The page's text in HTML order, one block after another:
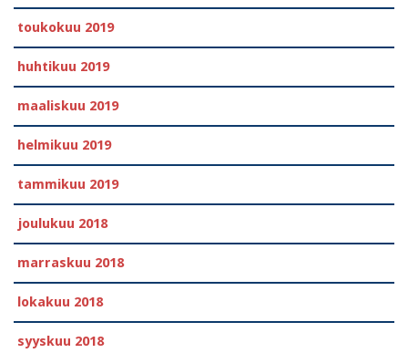
toukokuu 2019
huhtikuu 2019
maaliskuu 2019
helmikuu 2019
tammikuu 2019
joulukuu 2018
marraskuu 2018
lokakuu 2018
syyskuu 2018